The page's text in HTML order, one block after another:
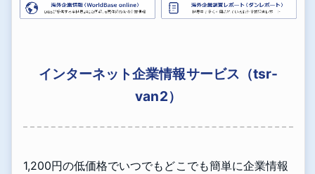
インターネット企業情報サービス（tsr-
van2）
1,200円の低価格でいつでもどこでも簡単に企業情報